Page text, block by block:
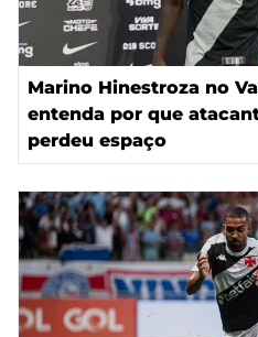
Marino Hinestroza no
entenda por que
perdeu espaço